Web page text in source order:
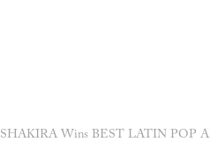
SHAKIRA Wins BEST LATIN POP